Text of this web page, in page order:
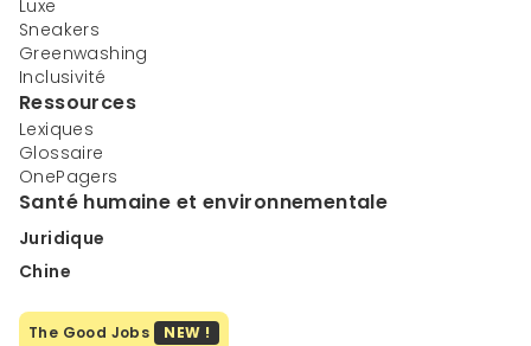
Luxe
Sneakers
Greenwashing
Inclusivité
Ressources
Lexiques
Glossaire
OnePagers
Santé humaine et environnementale
Juridique
Chine
The Good Jobs NEW !